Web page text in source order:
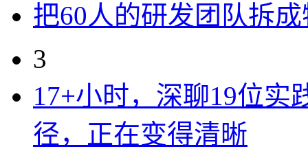
把60人的研发团队拆
3
17+小时，深聊19位实
径，正在变得清晰